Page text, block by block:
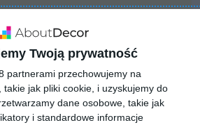
Twoją prywatność
partnerami przechowujemy na
jak pliki cookie, i uzyskujemy do
dane osobowe, takie jak
i standardowe informacje